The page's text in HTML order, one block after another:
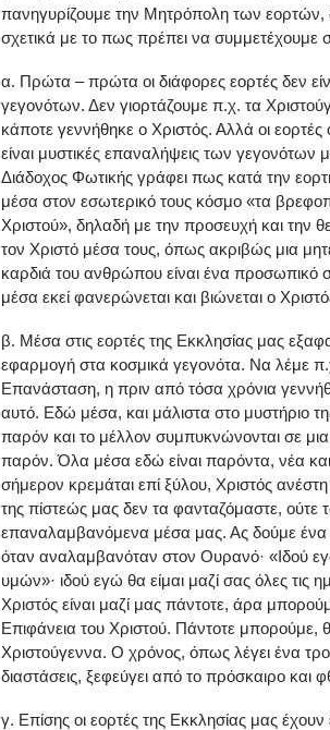
πανηγυρίζουμε την Μητρόπολη των εορτών,
σχετικά με το πως πρέπει να συμμετέχουμε
α. Πρώτα – πρώτα οι διάφορες εορτές δεν
γεγονότων. Δεν γιορτάζουμε π.χ. τα
κάποτε γεννήθηκε ο Χριστός. Αλλά οι εορτές
είναι μυστικές επαναλήψεις των
Διάδοχος Φωτικής γράφει πως κατά την
μέσα στον εσωτερικό τους κόσμο «τα
Χριστού», δηλαδή με την προσευχή και την
τον Χριστό μέσα τους, όπως ακριβώς μια
καρδιά του ανθρώπου είναι ένα
μέσα εκεί φανερώνεται και βιώνεται ο
β. Μέσα στις εορτές της Εκκλησίας μας
εφαρμογή στα κοσμικά γεγονότα. Να λέμε
Επανάσταση, η πριν από τόσα χρόνια
αυτό. Εδώ μέσα, και μάλιστα στο μυστήριο
παρόν και το μέλλον συμπυκνώνονται σε
παρόν. Όλα μέσα εδώ είναι παρόντα, νέα
σήμερον κρεμάται επί ξύλου, Χριστός
της πίστεώς μας δεν τα φανταζόμαστε,
επαναλαμβανόμενα μέσα μας. Ας δούμε ένα
όταν αναλαμβανόταν στον Ουρανό· «Ιδού
υμών»· ιδού εγώ θα είμαι μαζί σας όλες τις
Χριστός είναι μαζί μας πάντοτε, άρα
Επιφάνεια του Χριστού. Πάντοτε μπορούμε,
Χριστούγεννα. Ο χρόνος, όπως λέγει ένα
διαστάσεις, ξεφεύγει από το πρόσκαιρο και
γ. Επίσης οι εορτές της Εκκλησίας μας